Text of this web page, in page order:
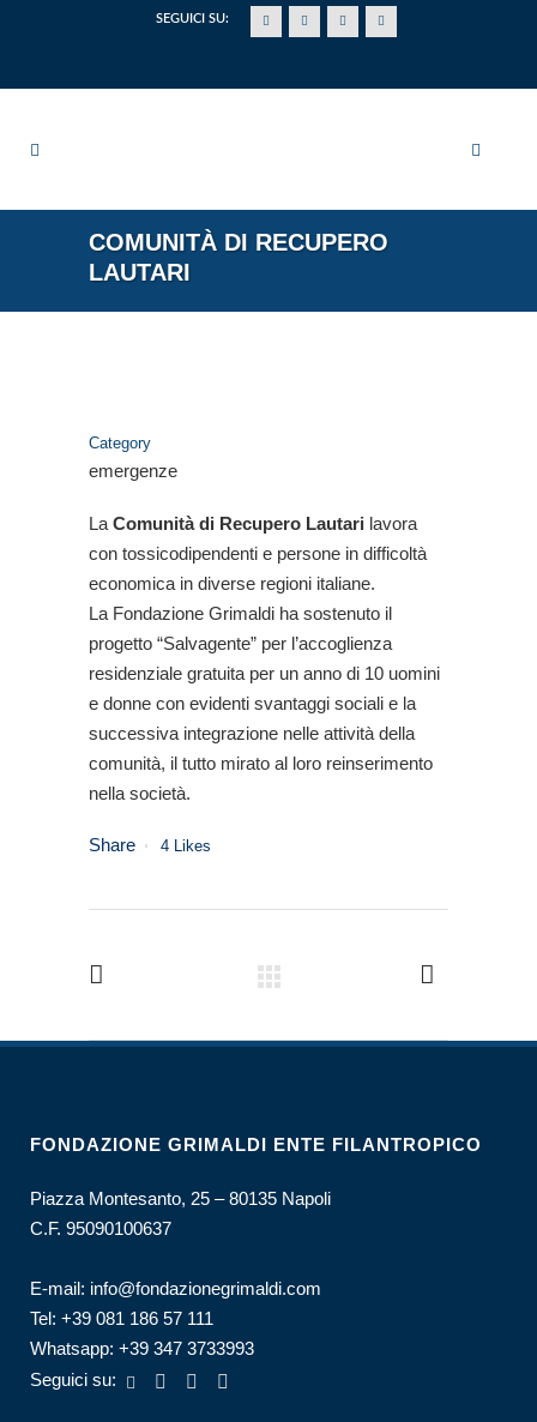
SEGUICI SU:
COMUNITÀ DI RECUPERO
LAUTARI
Category
emergenze
La Comunità di Recupero Lautari lavora
con tossicodipendenti e persone in difficoltà
economica in diverse regioni italiane.
La Fondazione Grimaldi ha sostenuto il
progetto “Salvagente” per l’accoglienza
residenziale gratuita per un anno di 10 uomini
e donne con evidenti svantaggi sociali e la
successiva integrazione nelle attività della
comunità, il tutto mirato al loro reinserimento
nella società.
Share 4 Likes
FONDAZIONE GRIMALDI ENTE FILANTROPICO
Piazza Montesanto, 25 – 80135 Napoli
C.F. 95090100637
E-mail: info@fondazionegrimaldi.com
Tel: +39 081 186 57 111
Whatsapp: +39 347 3733993
Seguici su: